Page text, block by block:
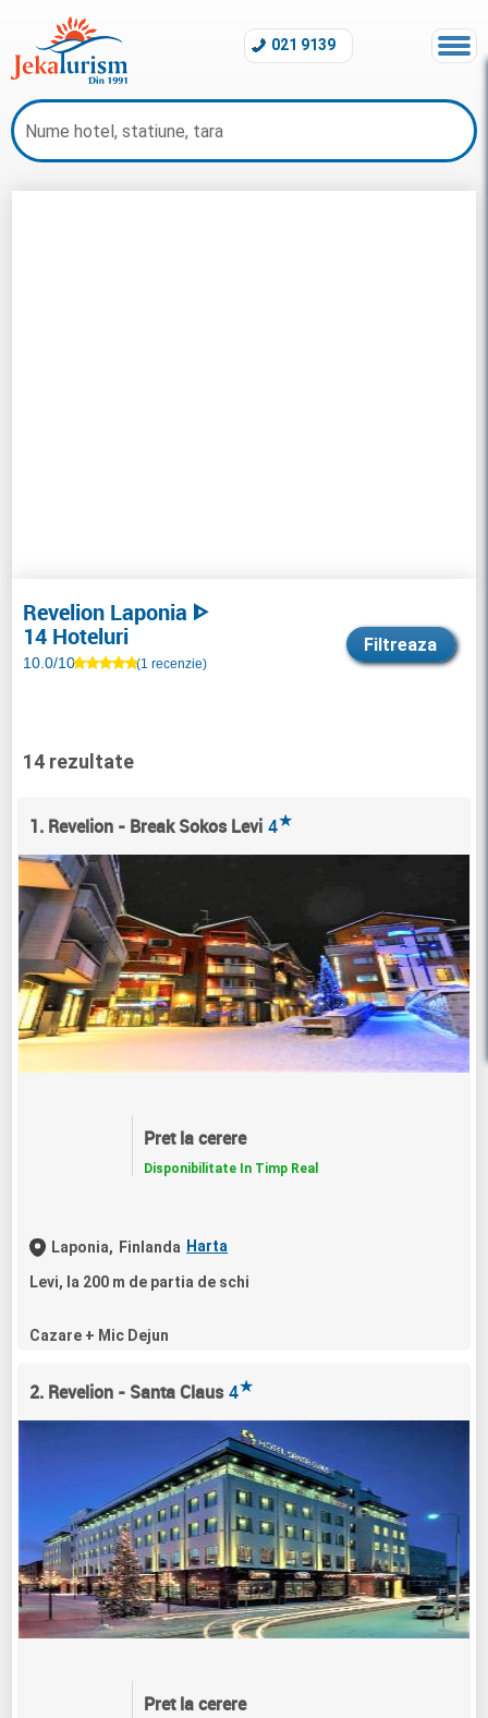
021 9139
14 rezultate
1. Revelion - Break Sokos Levi 4★
Pret la cerere
Disponibilitate In Timp Real
Laponia, Finlanda Harta
Levi, la 200 m de partia de schi
Cazare + Mic Dejun
2. Revelion - Santa Claus 4★
Pret la cerere
Revelion Laponia ᐈ
14 Hoteluri
10.0/10 (1 recenzie)
Filtreaza